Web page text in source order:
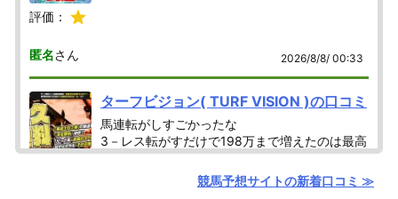
評価：
匿名さん 2026/8/8/ 00:33
ターフビジョン( TURF VISION )の口コミ
馬連転がしすごかったな
3－レス転がすだけで198万まで増えたのは最高
でした。
競馬予想サイトの新着口コミ ≫